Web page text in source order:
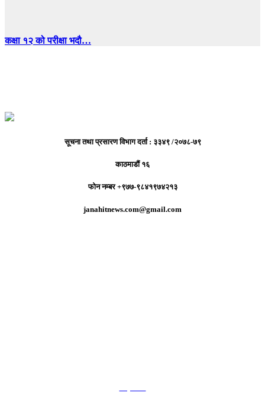
कक्षा १२ को परीक्षा भदौ…
सूचना तथा प्रसारण विभाग दर्ता : ३३४९ /२०७८-७९
काठमाडौं १६
फोन नम्बर +९७७-९८४१९७४२१३
janahitnews.com@gmail.com